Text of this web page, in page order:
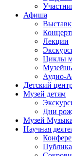
Афиша
Лекции
Циклы
Аудио-
Детский
Музей детям
Дни
Музей
Научная